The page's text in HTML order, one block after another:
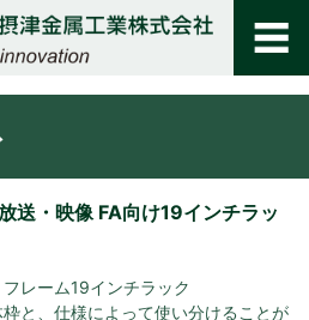
送・映像 FA向け19インチラッ
レーム19インチラック
と、仕様によって使い分けることが